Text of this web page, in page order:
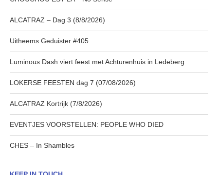
ALCATRAZ – Dag 3 (8/8/2026)
Uitheems Geduister #405
Luminous Dash viert feest met Achturenhuis in Ledeberg
LOKERSE FEESTEN dag 7 (07/08/2026)
ALCATRAZ Kortrijk (7/8/2026)
EVENTJES VOORSTELLEN: PEOPLE WHO DIED
CHES – In Shambles